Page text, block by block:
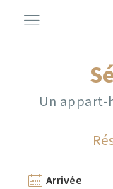
Un
Arrivée